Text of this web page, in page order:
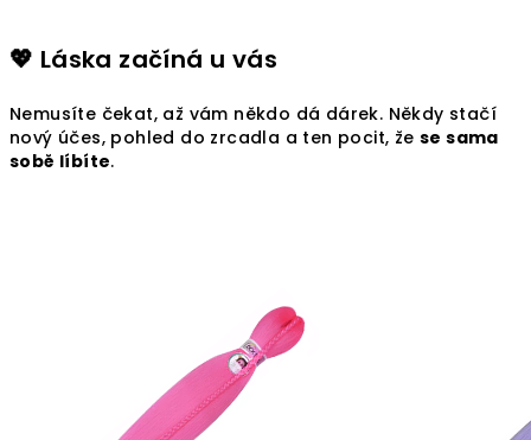
💖 Láska začíná u vás
Nemusíte čekat, až vám někdo dá dárek. Někdy stačí
nový účes, pohled do zrcadla a ten pocit, že se sama
sobě líbíte.